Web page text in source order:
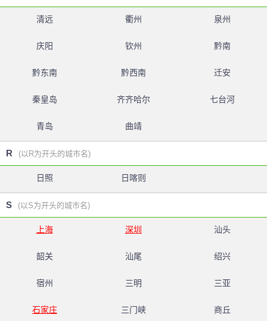
清远 衢州 泉州
庆阳 钦州 黔南
黔东南 黔西南 迁安
秦皇岛 齐齐哈尔 七台河
青岛 曲靖
R (以R为开头的城市名)
日照 日喀则
S (以S为开头的城市名)
上海 深圳 汕头
韶关 汕尾 绍兴
宿州 三明 三亚
石家庄 三门峡 商丘